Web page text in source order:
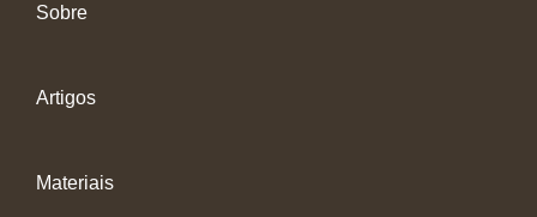
Sobre
Artigos
Materiais